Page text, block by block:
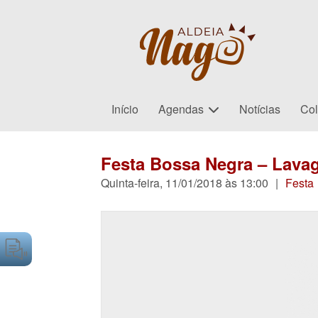
Início Agendas Notícias
Festa Bossa Negra –
Quinta-feira, 11/01/2018 às 13:00 | Festa